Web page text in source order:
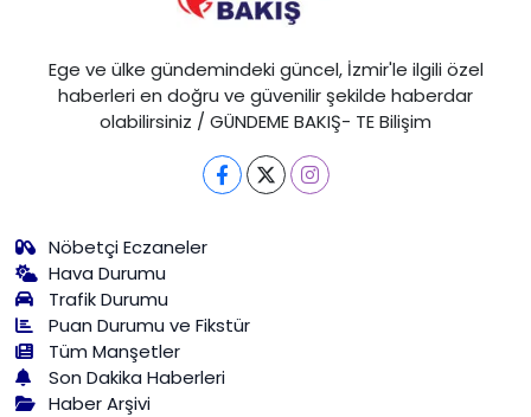
Ege ve ülke gündemindeki güncel, İzmir'le ilgili özel
haberleri en doğru ve güvenilir şekilde haberdar
olabilirsiniz / GÜNDEME BAKIŞ- TE Bilişim
Nöbetçi Eczaneler
Hava Durumu
Trafik Durumu
Puan Durumu ve Fikstür
Tüm Manşetler
Son Dakika Haberleri
Haber Arşivi